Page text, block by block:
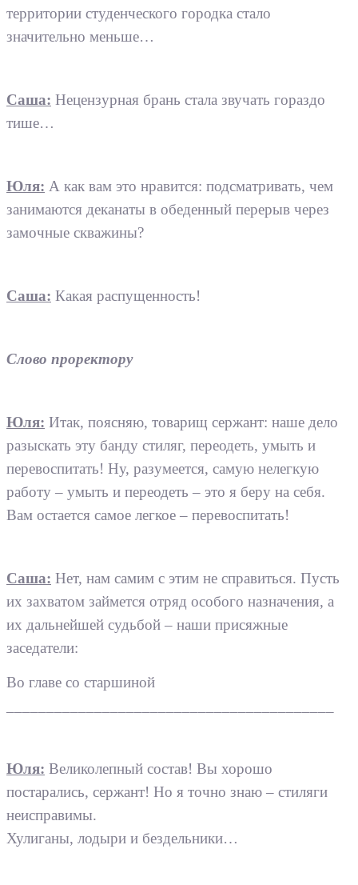
территории студенческого городка стало
значительно меньше…
Саша: Нецензурная брань стала звучать гораздо
тише…
Юля: А как вам это нравится: подсматривать, чем
занимаются деканаты в обеденный перерыв через
замочные скважины?
Саша: Какая распущенность!
Слово проректору
Юля: Итак, поясняю, товарищ сержант: наше дело
разыскать эту банду стиляг, переодеть, умыть и
перевоспитать! Ну, разумеется, самую нелегкую
работу – умыть и переодеть – это я беру на себя.
Вам остается самое легкое – перевоспитать!
Саша: Нет, нам самим с этим не справиться. Пусть
их захватом займется отряд особого назначения, а
их дальнейшей судьбой – наши присяжные
заседатели:
Во главе со старшиной
Юля: Великолепный состав! Вы хорошо
постарались, сержант! Но я точно знаю – стиляги
неисправимы.
Хулиганы, лодыри и бездельники…